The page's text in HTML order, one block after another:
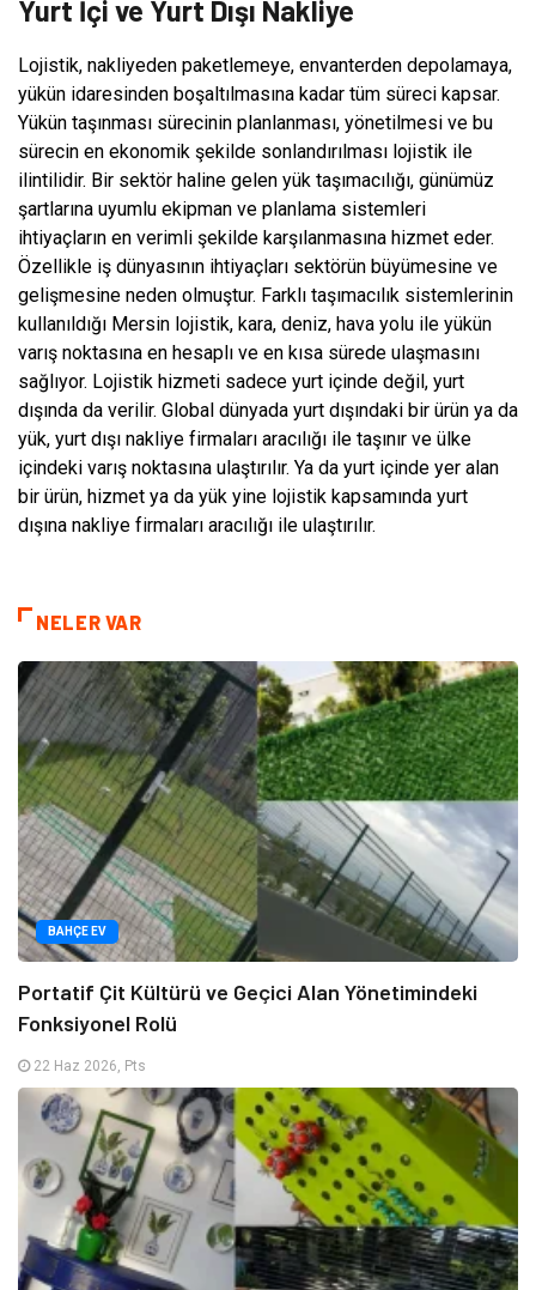
Yurt İçi ve Yurt Dışı Nakliye
Lojistik, nakliyeden paketlemeye, envanterden depolamaya,
yükün idaresinden boşaltılmasına kadar tüm süreci kapsar.
Yükün taşınması sürecinin planlanması, yönetilmesi ve bu
sürecin en ekonomik şekilde sonlandırılması lojistik ile
ilintilidir. Bir sektör haline gelen yük taşımacılığı, günümüz
şartlarına uyumlu ekipman ve planlama sistemleri
ihtiyaçların en verimli şekilde karşılanmasına hizmet eder.
Özellikle iş dünyasının ihtiyaçları sektörün büyümesine ve
gelişmesine neden olmuştur. Farklı taşımacılık sistemlerinin
kullanıldığı Mersin lojistik, kara, deniz, hava yolu ile yükün
varış noktasına en hesaplı ve en kısa sürede ulaşmasını
sağlıyor. Lojistik hizmeti sadece yurt içinde değil, yurt
dışında da verilir. Global dünyada yurt dışındaki bir ürün ya da
yük, yurt dışı nakliye firmaları aracılığı ile taşınır ve ülke
içindeki varış noktasına ulaştırılır. Ya da yurt içinde yer alan
bir ürün, hizmet ya da yük yine lojistik kapsamında yurt
dışına nakliye firmaları aracılığı ile ulaştırılır.
NELER VAR
BAHÇE EV
Portatif Çit Kültürü ve Geçici Alan Yönetimindeki
Fonksiyonel Rolü
22 Haz 2026, Pts